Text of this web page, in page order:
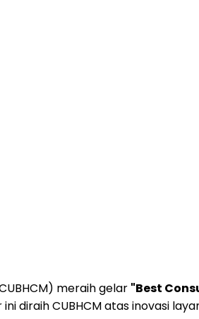
meraih gelar "Best
diraih CUBHCM atas inovasi